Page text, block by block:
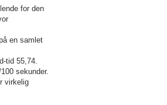
for den
en samlet
tid 55,74.
sekunder.
virkelig